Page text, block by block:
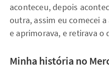
aconteceu, depois
outra, assim eu comecei
e aprimorava, e retirava o
Minha história no